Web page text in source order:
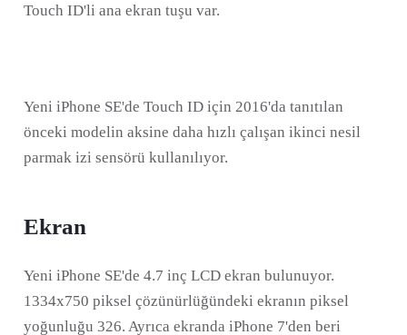
Touch ID'li ana ekran tuşu var.
Yeni iPhone SE'de Touch ID için 2016'da tanıtılan
önceki modelin aksine daha hızlı çalışan ikinci nesil
parmak izi sensörü kullanılıyor.
Ekran
Yeni iPhone SE'de 4.7 inç LCD ekran bulunuyor.
1334x750 piksel çözünürlüğündeki ekranın piksel
yoğunluğu 326. Ayrıca ekranda iPhone 7'den beri